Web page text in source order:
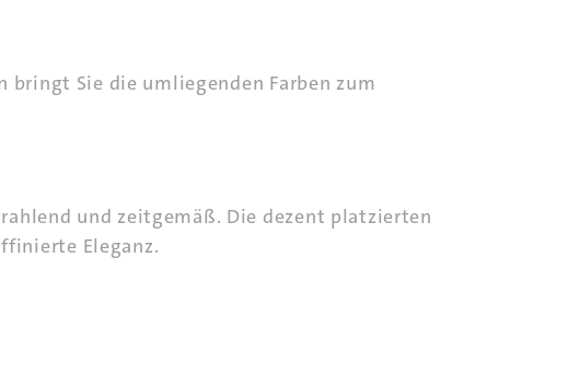
Sie die umliegenden Farben zum
und zeitgemäß. Die dezent platzierten
Eleganz.